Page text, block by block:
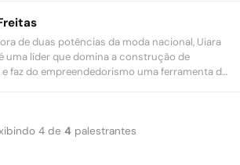
de duas potências da moda nacional, Uiara
uma líder que domina a construção de
faz do empreendedorismo uma ferramenta de
4 de 4 palestrantes